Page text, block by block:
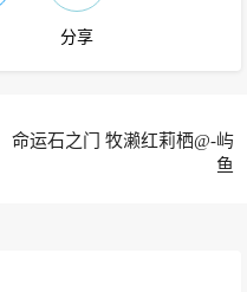
分享
命运石之门 牧濑红莉栖@-屿
鱼